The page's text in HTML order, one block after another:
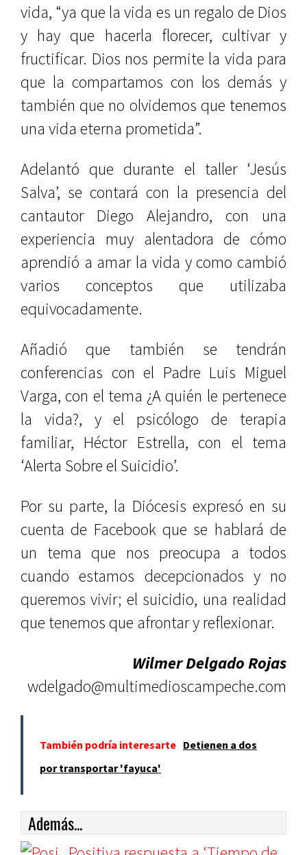
vida, “ya que la vida es un regalo de Dios
y hay que hacerla florecer, cultivar y
fructificar. Dios nos permite la vida para
que la compartamos con los demás y
también que no olvidemos que tenemos
una vida eterna prometida”.
Adelantó que durante el taller ‘Jesús
Salva’, se contará con la presencia del
cantautor Diego Alejandro, con una
experiencia muy alentadora de cómo
aprendió a amar la vida y como cambió
varios conceptos que utilizaba
equivocadamente.
Añadió que también se tendrán
conferencias con el Padre Luis Miguel
Varga, con el tema ¿A quién le pertenece
la vida?, y el psicólogo de terapia
familiar, Héctor Estrella, con el tema
‘Alerta Sobre el Suicidio’.
Por su parte, la Diócesis expresó en su
cuenta de Facebook que se hablará de
un tema que nos preocupa a todos
cuando estamos decepcionados y no
queremos vivir; el suicidio, una realidad
que tenemos que afrontar y reflexionar.
Wilmer Delgado Rojas
wdelgado@multimedioscampeche.com
También podría interesarte Detienen a dos
por transportar 'fayuca'
Además...